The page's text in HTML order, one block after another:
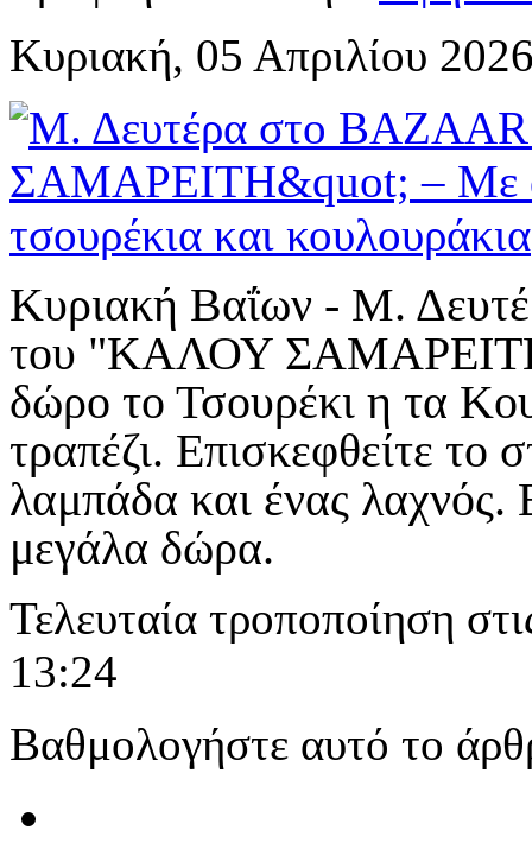
Κυριακή, 05 Απριλίου
Κυριακή Βαΐων - Μ.
του "ΚΑΛΟΥ
δώρο το Τσουρέκι η τα
τραπέζι. Επισκεφθείτε
λαμπάδα και ένας
μεγάλα δώρα.
Τελευταία τροποποίηση
13:24
Βαθμολογήστε αυτό το